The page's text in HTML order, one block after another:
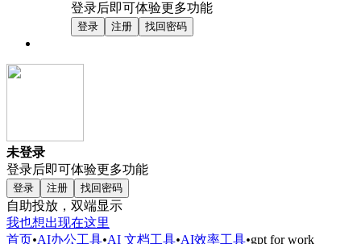
登录后即可体验更多功能
登录 注册 找回密码
未登录
登录后即可体验更多功能
登录 注册 找回密码
自助投放，双端显示
我也想出现在这里
首页•AI办公工具•AI 文档工具•AI效率工具•gpt for work